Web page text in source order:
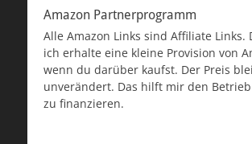
Amazon Partnerprogramm
Alle Amazon Links sind Affiliate Links.
ich erhalte eine kleine Provision von
wenn du darüber kaufst. Der Preis
unverändert. Das hilft mir den Betrieb
zu finanzieren.